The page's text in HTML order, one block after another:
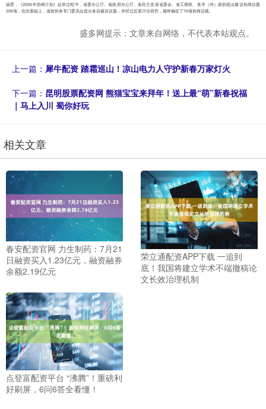
据悉，《2026年协商计划》起草过程中，省委办公厅、省政府办公厅、各民主党派省委会、省工商联、各市（州）政协提出建议协商议题
206项，在此基础上，省政协各专门委员会提出各自建议议题，并经过反复讨论研究，最终确定了16项协商议题。
盛多网提示：文章来自网络，不代表本站观点。
上一篇： 犀牛配资 踏霜巡山！凉山电力人守护新春万家灯火
下一篇： 昆明股票配资网 熊猫宝宝来拜年！送上最“萌”新春祝福
｜马上入川 蜀你好玩
相关文章
春安配资官网 力生制药：7月21
日融资买入1.23亿元，融资融券
余额2.19亿元
荣立通配资APP下载 一追到
底！我国将建立学术不端撤稿论
文长效治理机制
点登富配资平台 “沸腾”！重磅利
好刷屏，6问6答全看懂！